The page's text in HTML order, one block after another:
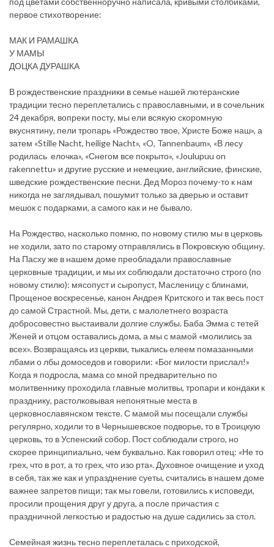
первое стихотворение:
МАК И РАМАШКА
У МАМЫ
ДОЦКА ДУРАШКА
В рождественские праздники в семье нашей лютеранские
традиции тесно переплетались с православными, и в сочельник
24 декабря, вопреки посту, мы ели всякую скоромную
вкуснятину, пели тропарь «Рождество твое, Христе Боже наш», а
затем «Stille Nacht, heilige Nacht», «O, Tannenbaum», «В лесу
родилась елочка», «Снегом все покрыто», «Joulupuu on
rakennettu» и другие русские и немецкие, английские, финские,
шведские рождественские песни. Дед Мороз почему-то к нам
никогда не заглядывал, пошумит только за дверью и оставит
мешок с подарками, а самого как и не бывало.
На Рождество, насколько помню, по новому стилю мы в церковь
не ходили, зато по старому отправлялись в Покровскую общину.
На Пасху же в нашем доме преобладали православные
церковные традиции, и мы их соблюдали достаточно строго (по
новому стилю): мясопуст и сыропуст, Масленицу с блинами,
Прощеное воскресенье, канон Андрея Критского и так весь пост
до самой Страстной. Мы, дети, с малолетнего возраста
добросовестно выстаивали долгие службы. Баба Эмма с тетей
Женей и отцом оставались дома, а мы с мамой «молились за
всех». Возвращаясь из церкви, тыкались елеем помазанными
лбами о лбы домоседов и говорили: «Бог милости прислал!»
Когда я подросла, мама со мной предварительно по
молитвеннику проходила главные молитвы, тропари и кондаки к
празднику, растолковывая непонятные места в
церковнославянском тексте. С мамой мы посещали службы
регулярно, ходили то в Чернышевское подворье, то в Троицкую
церковь, то в Успенский собор. Пост соблюдали строго, но
скорее принципиально, чем буквально. Как говорил отец: «Не то
грех, что в рот, а то грех, что изо рта». Духовное очищение и уход
в себя, так же как и упразднение суеты, считались в нашем доме
важнее запретов пищи; так мы говели, готовились к исповеди,
просили прощения друг у друга, а после причастия с
праздничной легкостью и радостью на душе садились за стол.
Семейная жизнь тесно переплеталась с приходской,